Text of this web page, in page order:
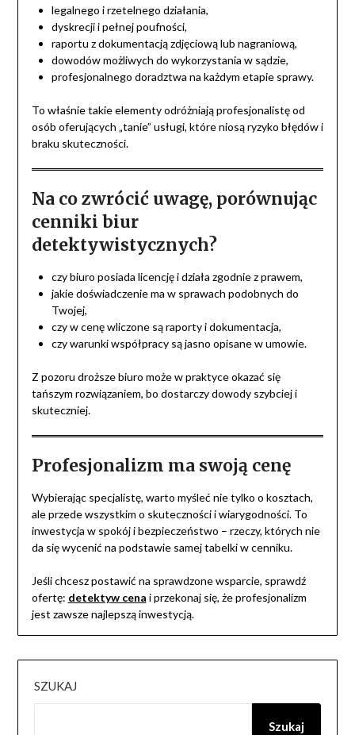
legalnego i rzetelnego działania,
dyskrecji i pełnej poufności,
raportu z dokumentacją zdjęciową lub nagraniową,
dowodów możliwych do wykorzystania w sądzie,
profesjonalnego doradztwa na każdym etapie sprawy.
To właśnie takie elementy odróżniają profesjonalistę od
osób oferujących „tanie” usługi, które niosą ryzyko błędów i
braku skuteczności.
Na co zwrócić uwagę, porównując
cenniki biur
detektywistycznych?
czy biuro posiada licencję i działa zgodnie z prawem,
jakie doświadczenie ma w sprawach podobnych do
Twojej,
czy w cenę wliczone są raporty i dokumentacja,
czy warunki współpracy są jasno opisane w umowie.
Z pozoru droższe biuro może w praktyce okazać się
tańszym rozwiązaniem, bo dostarczy dowody szybciej i
skuteczniej.
Profesjonalizm ma swoją cenę
Wybierając specjalistę, warto myśleć nie tylko o kosztach,
ale przede wszystkim o skuteczności i wiarygodności. To
inwestycja w spokój i bezpieczeństwo – rzeczy, których nie
da się wycenić na podstawie samej tabelki w cenniku.
Jeśli chcesz postawić na sprawdzone wsparcie, sprawdź
ofertę: detektyw cena i przekonaj się, że profesjonalizm
jest zawsze najlepszą inwestycją.
SZUKAJ
Szukaj